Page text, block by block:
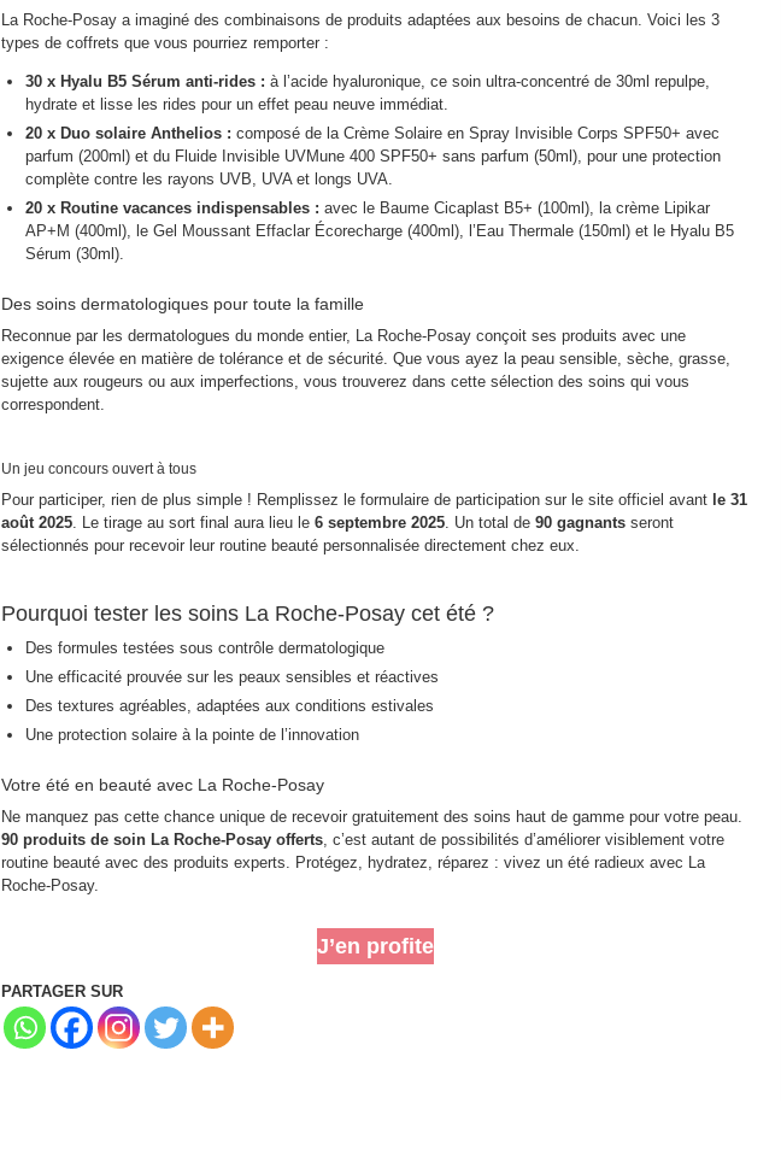
La Roche-Posay a imaginé des combinaisons de produits adaptées aux besoins de chacun. Voici les 3
types de coffrets que vous pourriez remporter :
30 x Hyalu B5 Sérum anti-rides : à l’acide hyaluronique, ce soin ultra-concentré de 30ml repulpe,
hydrate et lisse les rides pour un effet peau neuve immédiat.
20 x Duo solaire Anthelios : composé de la Crème Solaire en Spray Invisible Corps SPF50+ avec
parfum (200ml) et du Fluide Invisible UVMune 400 SPF50+ sans parfum (50ml), pour une protection
complète contre les rayons UVB, UVA et longs UVA.
20 x Routine vacances indispensables : avec le Baume Cicaplast B5+ (100ml), la crème Lipikar
AP+M (400ml), le Gel Moussant Effaclar Écorecharge (400ml), l’Eau Thermale (150ml) et le Hyalu B5
Sérum (30ml).
Des soins dermatologiques pour toute la famille
Reconnue par les dermatologues du monde entier, La Roche-Posay conçoit ses produits avec une
exigence élevée en matière de tolérance et de sécurité. Que vous ayez la peau sensible, sèche, grasse,
sujette aux rougeurs ou aux imperfections, vous trouverez dans cette sélection des soins qui vous
correspondent.
Un jeu concours ouvert à tous
Pour participer, rien de plus simple ! Remplissez le formulaire de participation sur le site officiel avant le 31
août 2025. Le tirage au sort final aura lieu le 6 septembre 2025. Un total de 90 gagnants seront
sélectionnés pour recevoir leur routine beauté personnalisée directement chez eux.
Pourquoi tester les soins La Roche-Posay cet été ?
Des formules testées sous contrôle dermatologique
Une efficacité prouvée sur les peaux sensibles et réactives
Des textures agréables, adaptées aux conditions estivales
Une protection solaire à la pointe de l’innovation
Votre été en beauté avec La Roche-Posay
Ne manquez pas cette chance unique de recevoir gratuitement des soins haut de gamme pour votre peau.
90 produits de soin La Roche-Posay offerts, c’est autant de possibilités d’améliorer visiblement votre
routine beauté avec des produits experts. Protégez, hydratez, réparez : vivez un été radieux avec La
Roche-Posay.
J’en profite
PARTAGER SUR